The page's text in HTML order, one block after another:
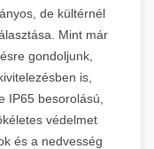
de kültérnél
Mint már
gondoljunk,
is,
IP65 besorolású,
védelmet
és a nedvesség